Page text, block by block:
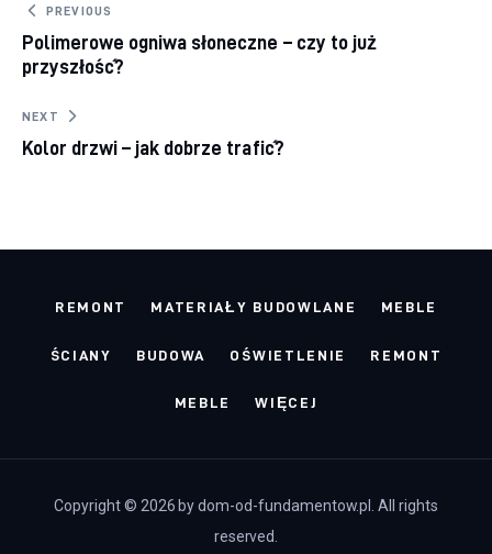
Nawigacja
wpisu
PREVIOUS
Polimerowe ogniwa słoneczne – czy to już
przyszłość?
NEXT
Kolor drzwi – jak dobrze trafić?
REMONT MATERIAŁY BUDOWLANE MEBLE
ŚCIANY BUDOWA OŚWIETLENIE REMONT
MEBLE WIĘCEJ
Copyright © 2026 by dom-od-fundamentow.pl. All rights
reserved.